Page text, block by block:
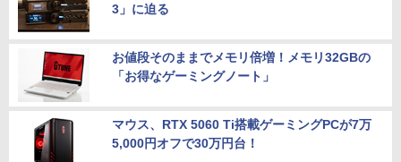
3」に迫る
お値段そのままでメモリ倍増！メモリ32GBの
「お得なゲーミングノート」
マウス、RTX 5060 Ti搭載ゲーミングPCが7万
5,000円オフで30万円台！